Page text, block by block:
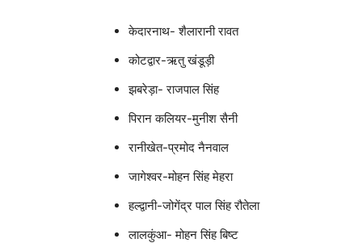
केदारनाथ- शैलारानी रावत
कोटद्वार-ऋतु खंडूड़ी
झबरेड़ा- राजपाल सिंह
पिरान कलियर-मुनीश सैनी
रानीखेत-प्रमोद नैनवाल
जागेश्वर-मोहन सिंह मेहरा
हल्द्वानी-जोगेंद्र पाल सिंह रौतेला
लालकुंआ- मोहन सिंह बिष्ट